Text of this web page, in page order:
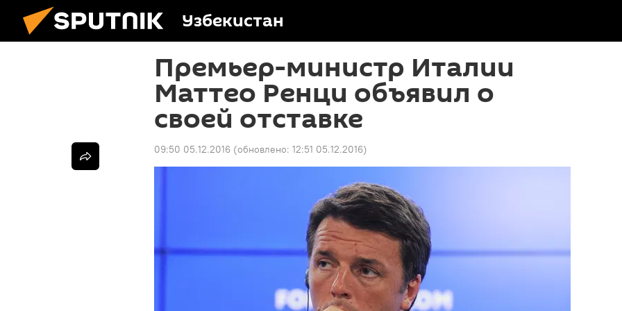
Узбекистан
Премьер-министр Италии
Маттео Ренци объявил о
своей отставке
09:50 05.12.2016 (обновлено: 12:51 05.12.2016)